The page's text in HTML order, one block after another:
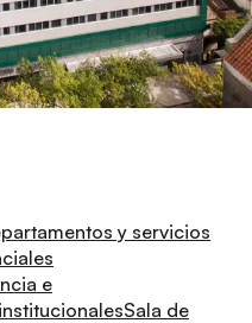
y servicios
e
Sala de